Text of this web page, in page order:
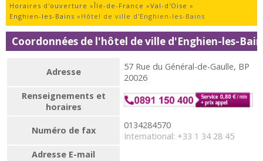
Horaires d'ouverture »Île-de-France »Val-d'Oise »
Enghien-les-Bains » Hôtel de ville d'Enghien-les-Bains
Coordonnées de l'hôtel de ville d'Enghien-les-
Adresse
57 Rue du Général-de-Gaulle, BP
20026
Renseignements et
horaires
Numéro de fax
0134284570
International: +33 1 34 28 45
Adresse E-mail